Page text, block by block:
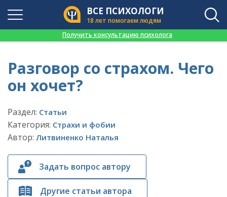
ВСЕ ПСИХОЛОГИ
18 лет помогаем людям
Получить консультацию психолога
Разговор со страхом. Чего
он хочет?
Раздел: Статьи
Категория: Страхи и фобии
Автор: Литвиненко Наталья
Задать вопрос автору
Другие статьи автора